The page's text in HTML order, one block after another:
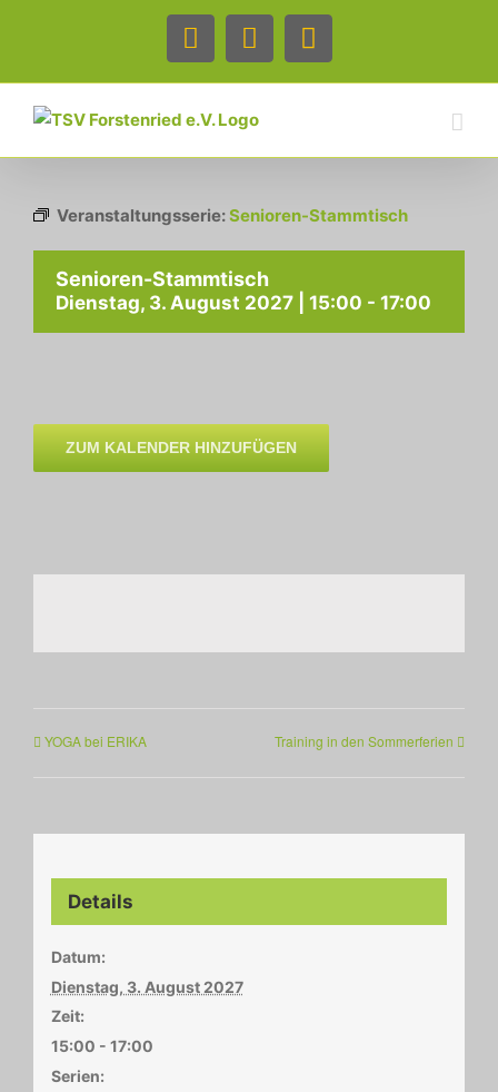
FacebookInstagram
Telefon
Veranstaltungsserie:Senioren-Stammtisch
Senioren-Stammtisch
Dienstag, 3. August 2027 | 15:00 - 17:00
ZUM KALENDER HINZUFÜGEN
YOGA bei ERIKA Training in den Sommerferien
Details
Datum:
Dienstag, 3. August 2027
Zeit:
15:00 - 17:00
Serien: